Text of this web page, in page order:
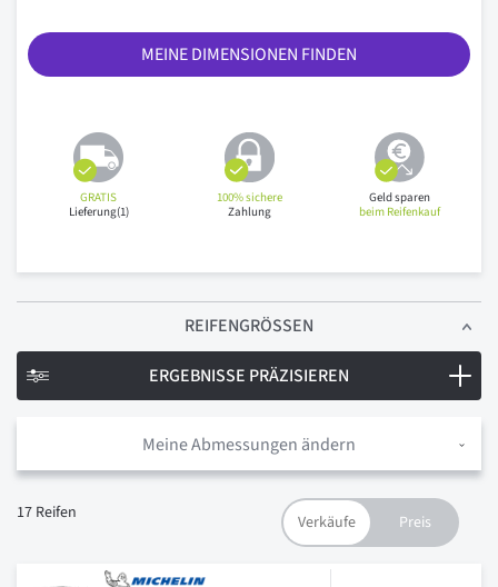
MEINE DIMENSIONEN FINDEN
GRATIS
Lieferung(1)
100% sichere
Zahlung
Geld sparen
beim Reifenkauf
REIFENGRÖSSEN
Meine Abmessungen ändern
17 Reifen
ERGEBNISSE PRÄZISIEREN